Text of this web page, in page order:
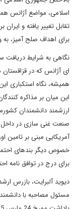
اسلامی، مواضع آژانس
تقابل تغییر یافته و
برای اهداف صلح آمیز،
نگاهی به شرایط
ای آژانس که در
همیشه، نگاه استکباری
این میان بر مذاکره
ارزشمند دانشمندان
صنعت غنی سازی در داخل
آمریکایی مبنی بر تامین
خصوص دیگر بندهای
برای درج در توافق نامه
دیوید آلبرایت، بازرس
مسئول مصاحبه با